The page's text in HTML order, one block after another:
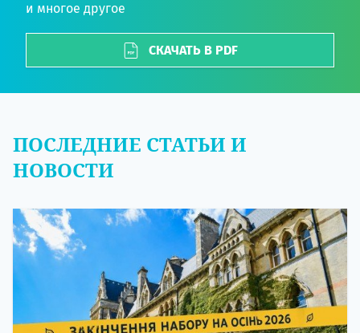
и многое другое
СКАЧАТЬ В PDF
ПОСЛЕДНИЕ СТАТЬИ И
НОВОСТИ